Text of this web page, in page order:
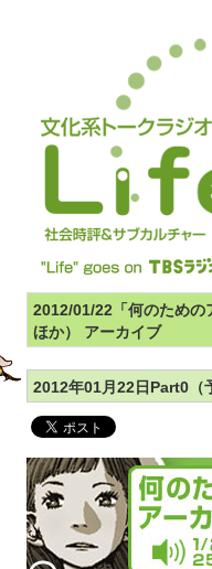
2012/01/22「何のための
ほか） アーカイブ
2012年01月22日Part0（